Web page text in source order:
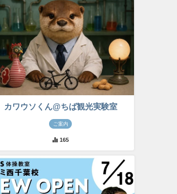
カワウソくん@ちば観光実験室
ご案内
165